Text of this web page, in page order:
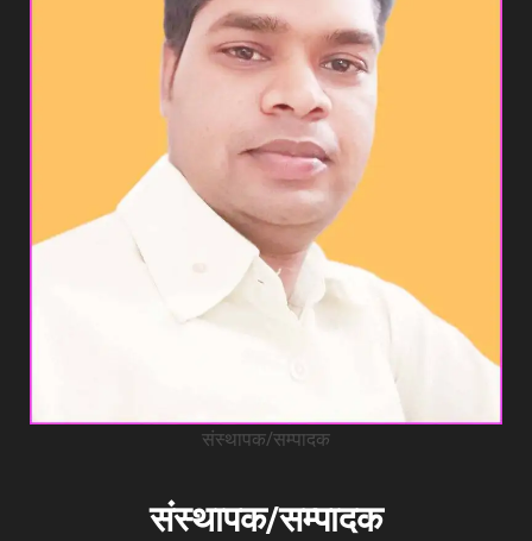
संस्थापक/सम्पादक
संस्थापक/सम्पादक